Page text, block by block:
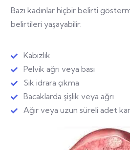
Bazı kadınlar hiçbir belirti
belirtileri yaşayabilir:
Kabızlık
Pelvik ağrı veya bası
Sık idrara çıkma
Bacaklarda şişlik veya ağrı
Ağır veya uzun süreli adet